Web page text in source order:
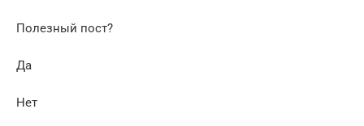
Полезный пост?
Да
Нет